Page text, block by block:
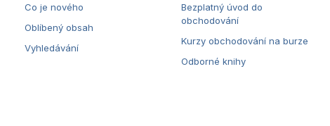
Co je nového
Oblíbený obsah
Vyhledávání
Bezplatný úvod do
obchodování
Kurzy obchodování na burze
Odborné knihy